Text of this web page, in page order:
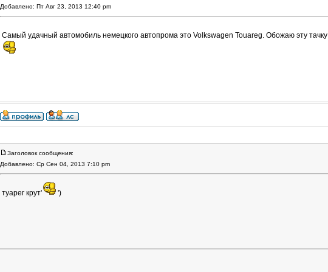
Добавлено: Пт Авг 23, 2013 12:40 pm
Самый удачный автомобиль немецкого автопрома это Volkswagen Touareg. Обожаю эту тачку
Заголовок сообщения:
Добавлено: Ср Сен 04, 2013 7:10 pm
туарег крут' ')